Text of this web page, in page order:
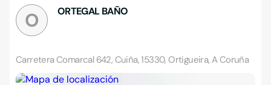
O ORTEGAL BAÑO
Carretera Comarcal 642, Cuiña, 15330, Ortigueira, A Coruña